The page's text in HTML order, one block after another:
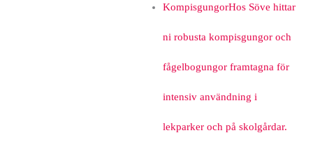
KompisgungorHos Söve hittar
ni robusta kompisgungor och
fågelbogungor framtagna för
intensiv användning i
lekparker och på skolgårdar.